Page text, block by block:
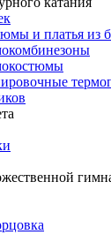
и платья из